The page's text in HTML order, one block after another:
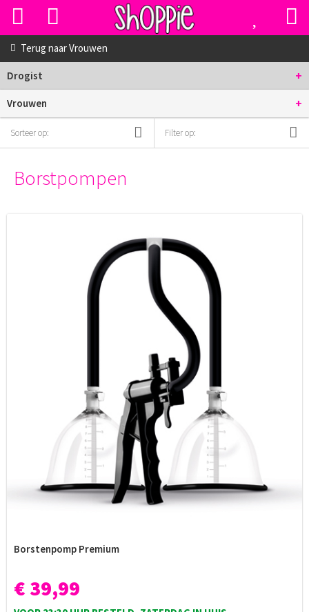
Terug naarVrouwen
Drogist +
Vrouwen +
Sorteer op: Filter op:
Borstpompen
Borstenpomp Premium
€ 39,99